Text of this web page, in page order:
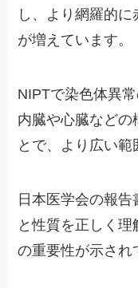
し、より網羅的
が増えています。
NIPTで染色体異
内臓や心臓などの
とで、より広い範
日本医学会の報
と性質を正しく理
の重要性が示され